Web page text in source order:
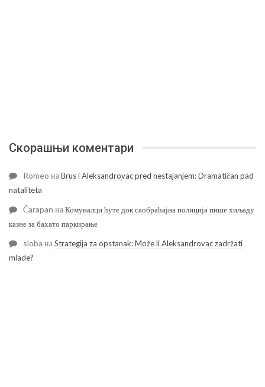
Скорашњи коментари
Romeo наBrus i Aleksandrovac pred nestajanjem: Dramatičan pad
nataliteta
Čarapan наКомуналци ћуте док саобраћајна полиција пише хиљаду
казне за бахато паркирање
sloba наStrategija za opstanak: Može li Aleksandrovac zadržati
mlade?